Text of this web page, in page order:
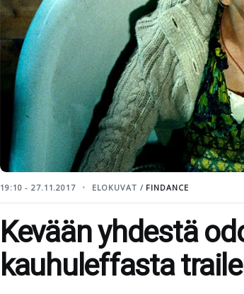
19:10 - 27.11.2017 ELOKUVAT / FINDANCE
Kevään yhdestä
kauhuleffasta